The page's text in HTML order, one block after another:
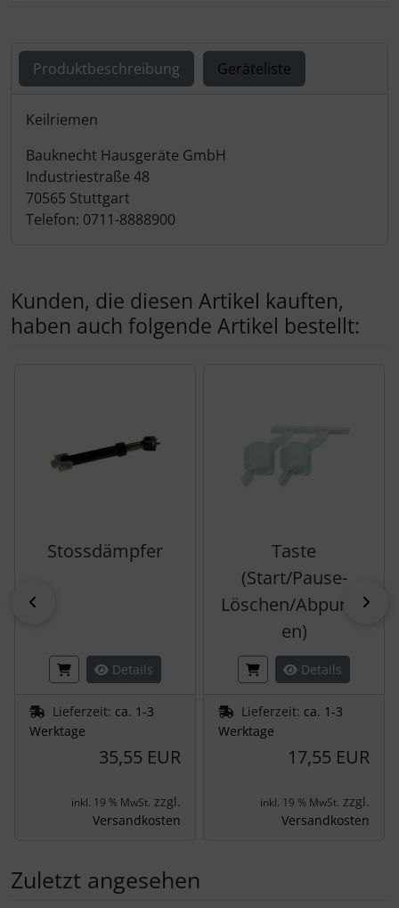
Produktbeschreibung Geräteliste
Produktbeschreibung
Keilriemen
Bauknecht Hausgeräte GmbH
Industriestraße 48
70565 Stuttgart
Telefon: 0711-8888900
Kunden, die diesen Artikel kauften,
haben auch folgende Artikel bestellt:
Stossdämpfer
Details
Lieferzeit: ca. 1-3
Werktage
35,55 EUR
inkl. 19 % MwSt. zzgl.
Versandkosten
Taste
(Start/Pause-
Löschen/Abpump
en)
Details
Lieferzeit: ca. 1-3
Werktage
17,55 EUR
inkl. 19 % MwSt. zzgl.
Versandkosten
Zuletzt angesehen